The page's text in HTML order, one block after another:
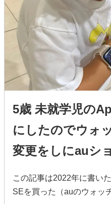
5歳 未就学児の
にしたのでウォ
変更をしにauシ
この記事は2022年に書い
SEを買った（auのウォッ